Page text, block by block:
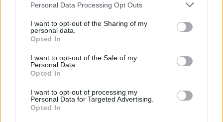
Personal Data Processing Opt Outs
I want to opt-out of the Sharing of my
personal data.
Opted In
I want to opt-out of the Sale of my
Personal Data.
Opted In
I want to opt-out of processing my
Personal Data for Targeted Advertising.
Opted In
T. szereti a fiatal lányokat 14. rész
nőknek, amikor segítséget kérnek?